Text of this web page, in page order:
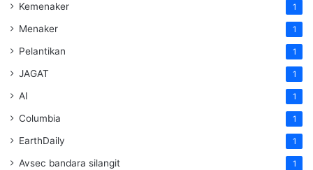
Kemenaker 1
Menaker 1
Pelantikan 1
JAGAT 1
AI 1
Columbia 1
EarthDaily 1
Avsec bandara silangit 1